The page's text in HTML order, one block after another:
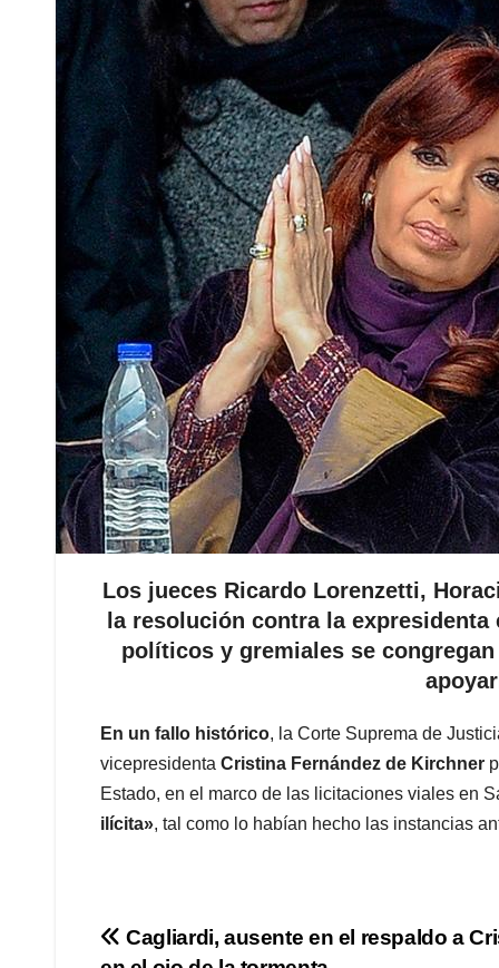
Los jueces Ricardo Lorenzetti,
la resolución contra la
políticos y gremiales se
En un fallo histórico, la Corte Suprema de
vicepresidenta Cristina Fernández de Kirchner
Estado, en el marco de las licitaciones viales en
ilícita», tal como lo habían hecho las instancias
Navegación
Cagliardi, ausente en el respaldo a